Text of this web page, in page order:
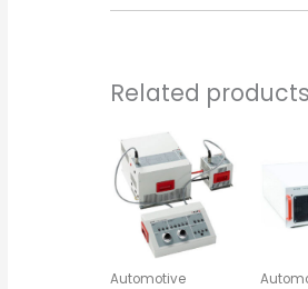
Related products
Automotive